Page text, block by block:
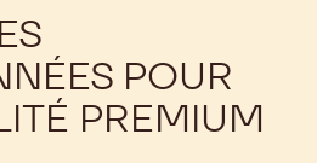
POUR
PREMIUM